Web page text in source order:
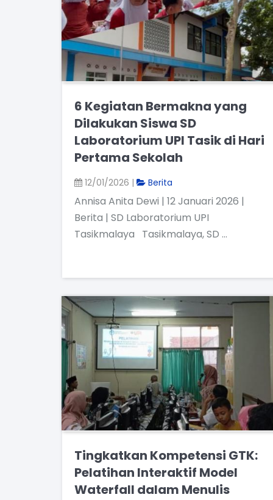
6 Kegiatan Bermakna yang
Dilakukan Siswa SD
Laboratorium UPI Tasik di Hari
Pertama Sekolah
12/01/2026 | Berita
Annisa Anita Dewi | 12 Januari 2026 |
Berita | SD Laboratorium UPI
Tasikmalaya Tasikmalaya, SD …
Tingkatkan Kompetensi GTK:
Pelatihan Interaktif Model
Waterfall dalam Menulis